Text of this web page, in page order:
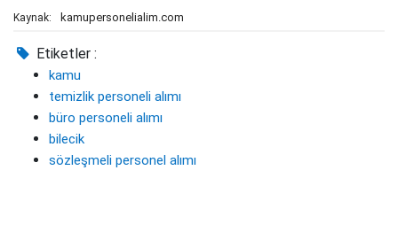
Kaynak: kamupersonelialim.com
Etiketler :
kamu
temizlik personeli alımı
büro personeli alımı
bilecik
sözleşmeli personel alımı